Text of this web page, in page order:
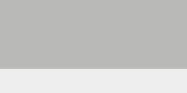
家